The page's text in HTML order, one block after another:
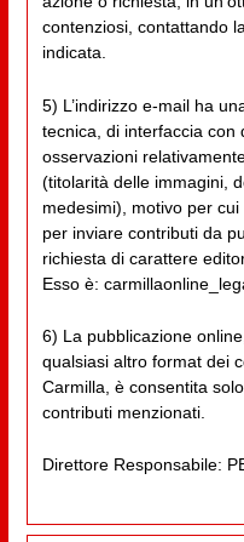
contenziosi, contattando
indicata.
5) L’indirizzo e-mail ha
tecnica, di interfaccia con
osservazioni
(titolarità delle immagini,
medesimi), motivo per
per inviare contributi da
richiesta di carattere
Esso è:
6) La pubblicazione
qualsiasi altro format dei
Carmilla, è consentita
contributi menzionati.
Direttore Responsabile: